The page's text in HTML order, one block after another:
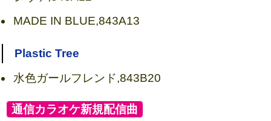
MADE IN BLUE,843A13
Plastic Tree
水色ガールフレンド,843B20
[通信カラオケ新規配信曲